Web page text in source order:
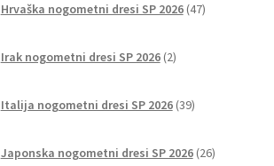
Hrvaška nogometni dresi SP 2026 47izdelkov
Irak nogometni dresi SP 2026 2izdelka
Italija nogometni dresi SP 2026 39izdelkov
Japonska nogometni dresi SP 2026 26izdelkov